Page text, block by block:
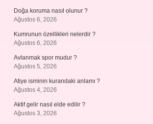
Doğa koruma nasıl olunur ?
Ağustos 6, 2026
Kumrunun özellikleri nelerdir ?
Ağustos 6, 2026
Avlanmak spor mudur ?
Ağustos 5, 2026
Atiye isminin kurandaki anlamı ?
Ağustos 4, 2026
Aktif gelir nasıl elde edilir ?
Ağustos 3, 2026